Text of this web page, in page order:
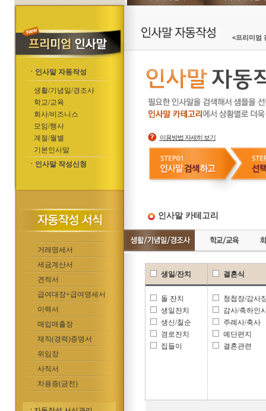
ㆍ인사말 자동작성
생활/기념일/경조사
학교/교육
회사/비즈니스
모임/행사
계절/월별
기본인사말
ㆍ인사말 작성신청
거래명세서
세금계산서
견적서
급여대장+급여명세서
이력서
매입매출장
재직(경력)증명서
위임장
사직서
차용증(금전)
<프리미엄
이용방법 자세히 보기
인사말 카테고리
생일/잔치
돌 잔치
생일잔치
생신/칠순
경로잔치
집들이
결혼식
청첩장/감사
감사/축하인
주례사/축사
예단편지
결혼관련